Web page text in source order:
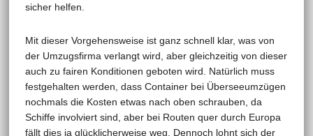
sicher helfen.
Mit dieser Vorgehensweise ist ganz schnell klar, was von
der Umzugsfirma verlangt wird, aber gleichzeitig von dieser
auch zu fairen Konditionen geboten wird. Natürlich muss
festgehalten werden, dass Container bei Überseeumzügen
nochmals die Kosten etwas nach oben schrauben, da
Schiffe involviert sind, aber bei Routen quer durch Europa
fällt dies ja glücklicherweise weg. Dennoch lohnt sich der